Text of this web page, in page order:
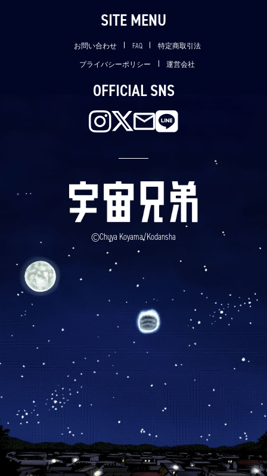
SITE MENU
お問い合わせ FAQ 特定商取引法
プライバシーポリシー 運営会社
OFFICIAL SNS
©Chuya Koyama/Kodansha